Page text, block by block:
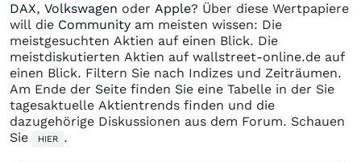
DAX, Volkswagen oder Apple? Über diese Wertpapiere
will die Community am meisten wissen: Die
meistgesuchten Aktien auf einen Blick. Die
meistdiskutierten Aktien auf wallstreet-online.de auf
einen Blick. Filtern Sie nach Indizes und Zeiträumen.
Am Ende der Seite finden Sie eine Tabelle in der Sie
tagesaktuelle Aktientrends finden und die
dazugehörige Diskussionen aus dem Forum. Schauen
Sie
HIER .